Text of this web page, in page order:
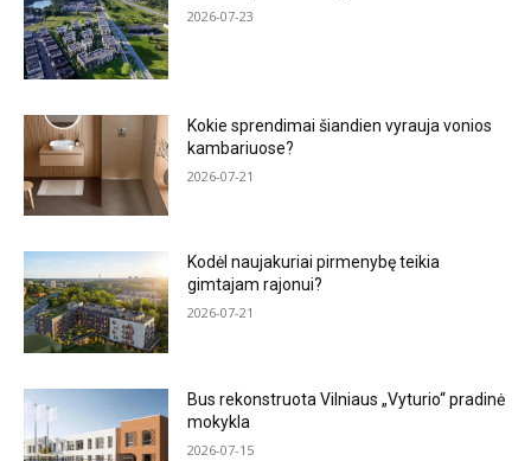
2026-07-23
Kokie sprendimai šiandien vyrauja vonios
kambariuose?
2026-07-21
Kodėl naujakuriai pirmenybę teikia
gimtajam rajonui?
2026-07-21
Bus rekonstruota Vilniaus „Vyturio“ pradinė
mokykla
2026-07-15